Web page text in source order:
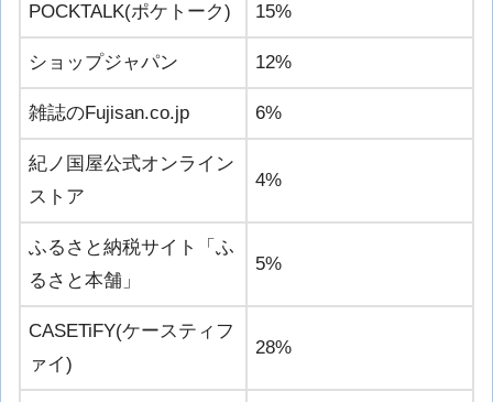
POCKTALK(ポケトーク) 15%
ショップジャパン 12%
雑誌のFujisan.co.jp 6%
紀ノ国屋公式オンライン
ストア
4%
ふるさと納税サイト「ふ
るさと本舗」
5%
CASETiFY(ケースティフ
ァイ)
28%